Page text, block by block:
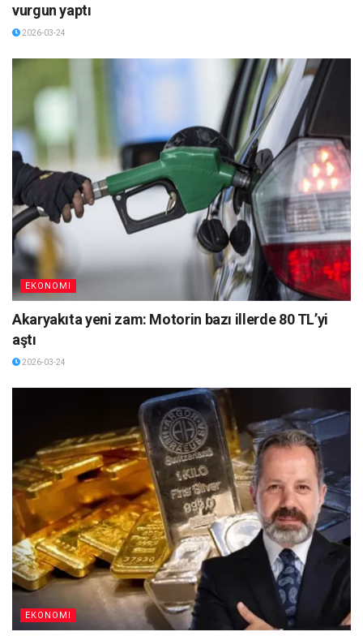
vurgun yaptı
2026-03-24
EKONOMI
Akaryakıta yeni zam: Motorin bazı illerde 80 TL’yi
aştı
2026-03-24
EKONOMI